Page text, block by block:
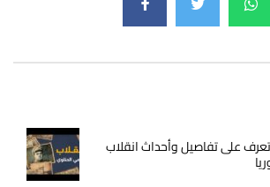
على تفاصيل وأحداث انقلاب